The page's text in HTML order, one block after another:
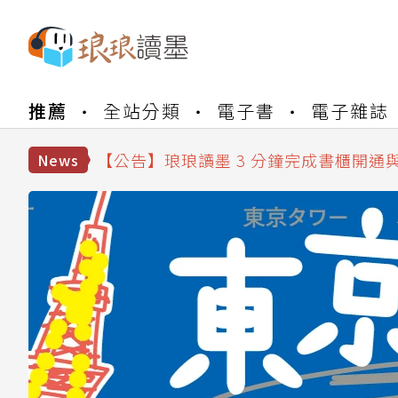
推薦 全站分類 電子書 電子雜誌
News
【公告】琅琅讀墨數位閱讀資產合併與
【公告】琅琅讀墨 3 分鐘完成書櫃開
【公告】琅琅讀墨數位閱讀資產合併與